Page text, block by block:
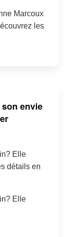
Marcoux
les
envie
Elle
détails en
Elle